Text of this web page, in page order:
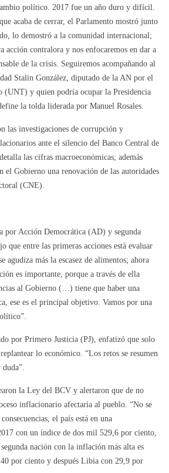
político. 2017 fue un año duro y difícil.
acaba de cerrar, el Parlamento mostró junto
lo demostró a la comunidad internacional;
acción contralora y nos enfocaremos en dar a
de la crisis. Seguiremos acompañando al
Stalin González, diputado de la AN por el
(UNT) y quien podría ocupar la Presidencia
la tolda liderada por Manuel Rosales.
las investigaciones de corrupción y
ante el silencio del Banco Central de
las cifras macroeconómicas; además
el Gobierno una renovación de las autoridades
(CNE).
por Acción Democrática (AD) y segunda
que entre las primeras acciones está evaluar
agudiza más la escasez de alimentos; ahora
es importante, porque a través de ella
al Gobierno (…) tiene que haber una
ese es el principal objetivo. Vamos por una
por Primero Justicia (PJ), enfatizó que solo
lo económico. “Los retos se resumen
la Ley del BCV y alertaron que de no
inflacionario afectaría al pueblo. “No se
el país está en una
con un índice de dos mil 529,6 por ciento,
nación con la inflación más alta es
por ciento y después Libia con 29,9 por